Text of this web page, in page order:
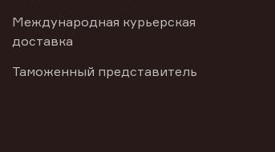
Международная курьерская
доставка
Таможенный представитель